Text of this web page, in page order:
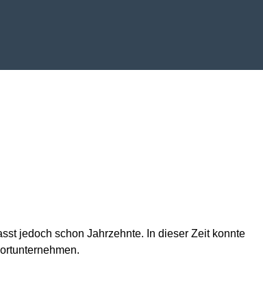
jedoch schon Jahrzehnte. In dieser Zeit konnte